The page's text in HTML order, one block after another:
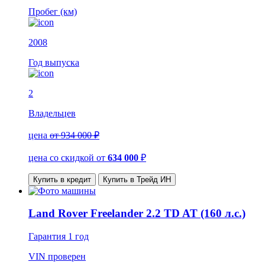
Пробег (км)
2008
Год выпуска
2
Владельцев
цена от 934 000 ₽
цена со скидкой от 634 000 ₽
Купить в кредит Купить в Трейд ИН
Land Rover Freelander 2.2 TD AT (160 л.с.)
Гарантия 1 год
VIN проверен